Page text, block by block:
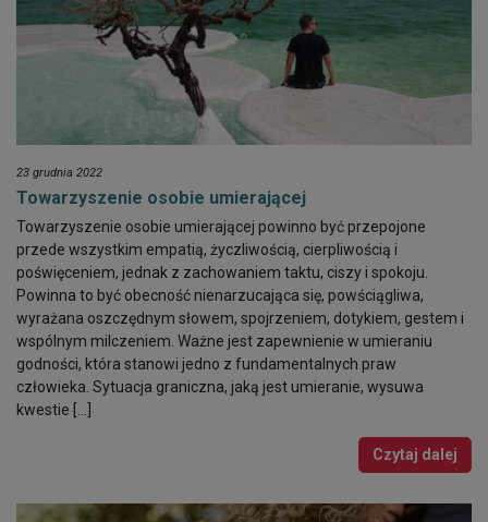
23 grudnia 2022
Towarzyszenie osobie umierającej
Towarzyszenie osobie umierającej powinno być przepojone
przede wszystkim empatią, życzliwością, cierpliwością i
poświęceniem, jednak z zachowaniem taktu, ciszy i spokoju.
Powinna to być obecność nienarzucająca się, powściągliwa,
wyrażana oszczędnym słowem, spojrzeniem, dotykiem, gestem i
wspólnym milczeniem. Ważne jest zapewnienie w umieraniu
godności, która stanowi jedno z fundamentalnych praw
człowieka. Sytuacja graniczna, jaką jest umieranie, wysuwa
kwestie […]
Czytaj dalej